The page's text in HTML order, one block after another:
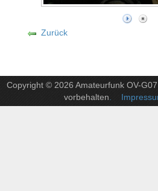
Zurück
Copyright © 2026 Amateurfunk OV-
vorbehalten .